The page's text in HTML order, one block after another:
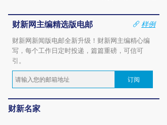
财新网主编精选版电邮
样例
财新网新闻版电邮全新升级！财新网主编精心编
写，每个工作日定时投递，篇篇重磅，可信可
引。
订阅
财新名家